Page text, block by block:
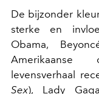
De bijzonder
sterke en
Obama,
Amerikaanse
levensverhaal
Sex), Lady